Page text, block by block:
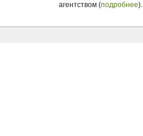
агентством (подробнее).